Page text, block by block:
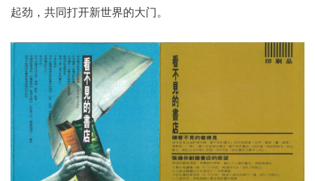
起劲，共同打开新世界的大门。